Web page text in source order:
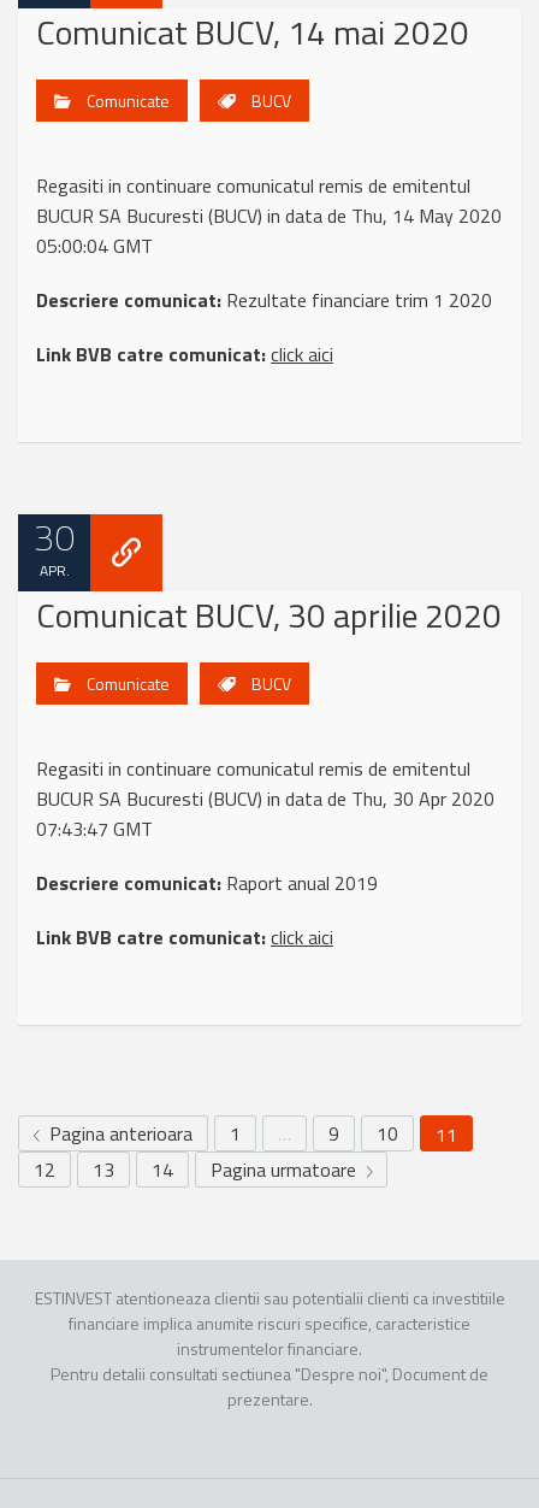
Comunicat BUCV, 14 mai 2020
Comunicate BUCV
Regasiti in continuare comunicatul remis de emitentul
BUCUR SA Bucuresti (BUCV) in data de Thu, 14 May 2020
05:00:04 GMT
Descriere comunicat: Rezultate financiare trim 1 2020
Link BVB catre comunicat:click aici
30
APR.
Comunicat BUCV, 30 aprilie 2020
Comunicate BUCV
Regasiti in continuare comunicatul remis de emitentul
BUCUR SA Bucuresti (BUCV) in data de Thu, 30 Apr 2020
07:43:47 GMT
Descriere comunicat: Raport anual 2019
Link BVB catre comunicat:click aici
Pagina anterioara 1 … 9 10
11
12
13 14 Pagina urmatoare
ESTINVEST atentioneaza clientii sau potentialii clienti ca investitiile
financiare implica anumite riscuri specifice, caracteristice
instrumentelor financiare.
Pentru detalii consultati sectiunea "Despre noi", Document de
prezentare.